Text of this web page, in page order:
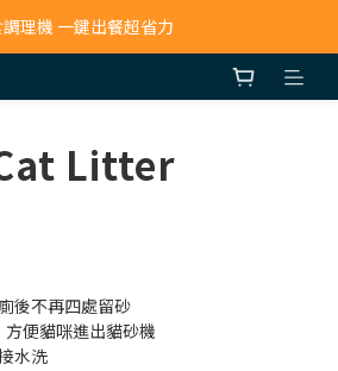
機 吸毛清淨抗敏一次搞定
理機 一鍵出餐超省力
Litter
後不再四處留砂
便貓咪進出貓砂機
水洗